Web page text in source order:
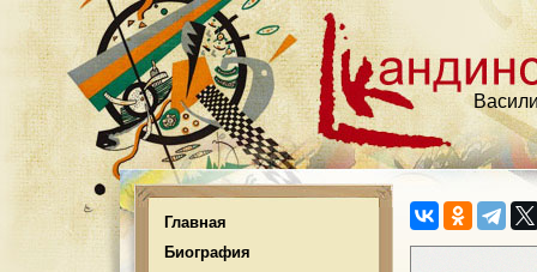
Главная
Биография